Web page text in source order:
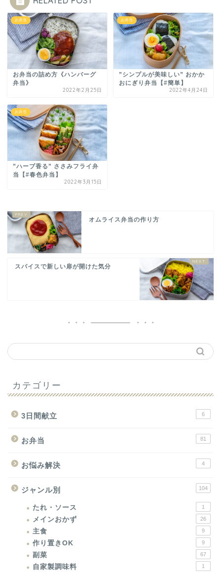
お弁当
お弁当の詰め方《ハンバーグ
弁当》
2022年2月25日
お弁当
”シンプルが美味しい” おかか
おにぎり弁当【#簡単】
2022年4月24日
お弁当
”ハーブ香る” ささみフライ弁
当【#春色弁当】
2022年3月15日
オムライス弁当の作り方
スパイスで新しい扉が開けた気分
カテゴリー
3日間献立 6
お弁当 81
お悩み解決 4
ジャンル別 104
たれ・ソース 1
メインおかず 26
主食 9
作り置きOK 9
副菜 67
自家製調味料 1